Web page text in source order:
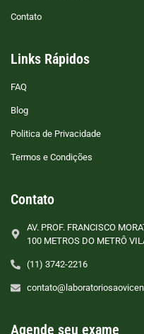
Contato
Links Rápidos
FAQ
Blog
Politica de Privacidade
Termos e Condições
Contato
AV. PROF. FRANCISCO
100 METROS DO METRÔ
(11) 3742-2216
Agende seu exame